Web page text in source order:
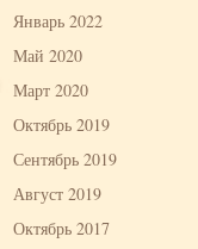
Январь 2022
Май 2020
Март 2020
Октябрь 2019
Сентябрь 2019
Август 2019
Октябрь 2017